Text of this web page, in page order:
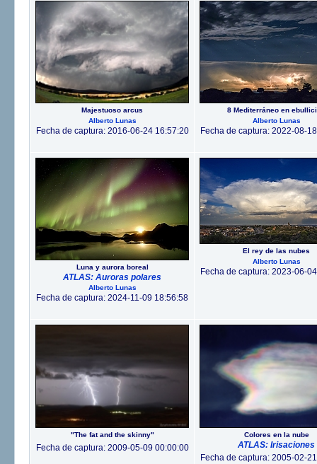
Majestuoso arcus
Alberto Lunas
Fecha de captura: 2016-06-24 16:57:20
8 Mediterráneo en
Alberto Lunas
Fecha de captura: 2022-08-
Luna y aurora boreal
ATLAS: Auroras polares
Alberto Lunas
Fecha de captura: 2024-11-09 18:56:58
El rey de las nubes
Alberto Lunas
Fecha de captura: 2023-06-
"The fat and the skinny"
Fecha de captura: 2009-05-09 00:00:00
Colores en la nube
ATLAS: Irisaciones
Fecha de captura: 2005-02-